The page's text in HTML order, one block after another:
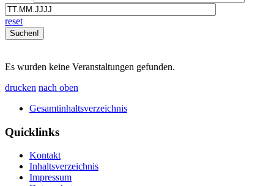
reset
Es wurden keine Veranstaltungen gefunden.
drucken nach oben
Gesamtinhaltsverzeichnis
Quicklinks
Kontakt
Inhaltsverzeichnis
Impressum